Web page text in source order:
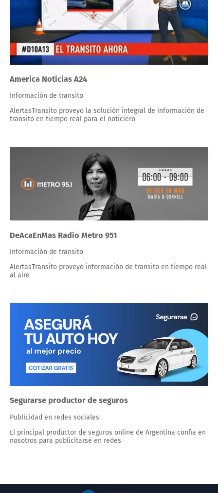
America Noticias A24
Información de transito
AlertasTransito proveyo la solución integral de información de
transito en tiempo real para el noticiero
DeAcaEnMas Radio Metro 951
Información de transito
AlertasTransito proveyo información de transito en tiempo real
al aire
Segurarse productor de seguros
Publicidad en redes sociales
El principal productor de seguros online de Argentina confia en
nosotros para publicitarse en redes